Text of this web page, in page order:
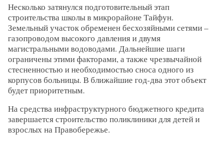
Несколько затянулся подготовительный этап
строительства школы в микрорайоне Тайфун.
Земельный участок обременен бесхозяйными сетями –
газопроводом высокого давления и двумя
магистральными водоводами. Дальнейшие шаги
ограничены этими факторами, а также чрезвычайной
стесненностью и необходимостью сноса одного из
корпусов больницы. В ближайшие год-два этот объект
будет приоритетным.
На средства инфраструктурного бюджетного кредита
завершается строительство поликлиники для детей и
взрослых на Правобережье.